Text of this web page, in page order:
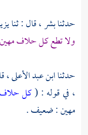
حدثنابشر ،قال : ثنا
ولا تطع كل حلاف مهين
حدثناابن عبد الأعلى ،
، في قوله : (كل
مهين : ضعيف .